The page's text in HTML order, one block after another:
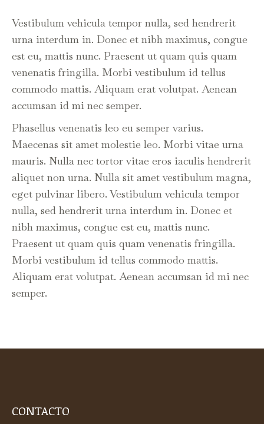
Vestibulum vehicula tempor nulla, sed hendrerit
urna interdum in. Donec et nibh maximus, congue
est eu, mattis nunc. Praesent ut quam quis quam
venenatis fringilla. Morbi vestibulum id tellus
commodo mattis. Aliquam erat volutpat. Aenean
accumsan id mi nec semper.
Phasellus venenatis leo eu semper varius.
Maecenas sit amet molestie leo. Morbi vitae urna
mauris. Nulla nec tortor vitae eros iaculis hendrerit
aliquet non urna. Nulla sit amet vestibulum magna,
eget pulvinar libero. Vestibulum vehicula tempor
nulla, sed hendrerit urna interdum in. Donec et
nibh maximus, congue est eu, mattis nunc.
Praesent ut quam quis quam venenatis fringilla.
Morbi vestibulum id tellus commodo mattis.
Aliquam erat volutpat. Aenean accumsan id mi nec
semper.
CONTACTO